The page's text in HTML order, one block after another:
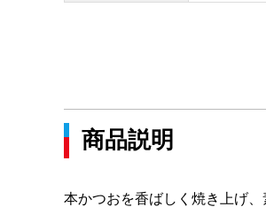
商品説明
本かつおを香ばしく焼き上げ、